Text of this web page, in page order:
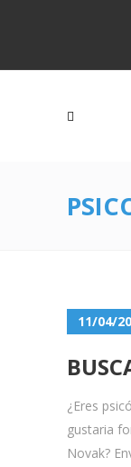
11/04/
¿Eres
gustaria
Novak?